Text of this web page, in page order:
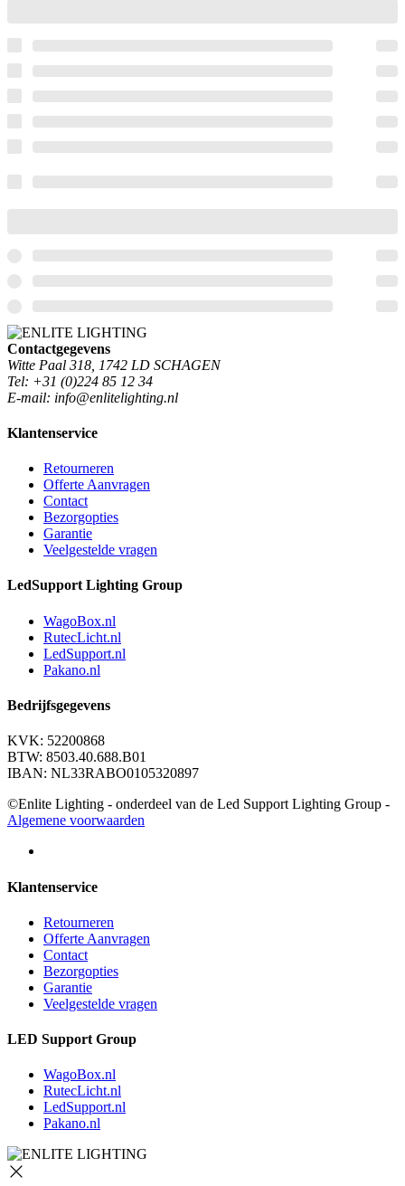
Contactgegevens
Witte Paal 318, 1742 LD SCHAGEN
Tel: +31 (0)224 85 12 34
E-mail: info@enlitelighting.nl
Klantenservice
Retourneren
Offerte Aanvragen
Contact
Bezorgopties
Garantie
Veelgestelde vragen
LedSupport Lighting Group
WagoBox.nl
RutecLicht.nl
LedSupport.nl
Pakano.nl
Bedrijfsgegevens
KVK: 52200868
BTW: 8503.40.688.B01
IBAN: NL33RABO0105320897
©Enlite Lighting - onderdeel van de Led Support Lighting Group -
Algemene voorwaarden
Klantenservice
Retourneren
Offerte Aanvragen
Contact
Bezorgopties
Garantie
Veelgestelde vragen
LED Support Group
WagoBox.nl
RutecLicht.nl
LedSupport.nl
Pakano.nl